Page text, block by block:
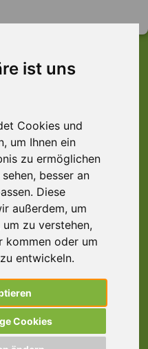
ist uns
Cookies und
um Ihnen ein
zu ermöglichen
besser an
Diese
außerdem, um
zu verstehen,
kommen oder um
entwickeln.
Cookies
...
etwas dabei:
|